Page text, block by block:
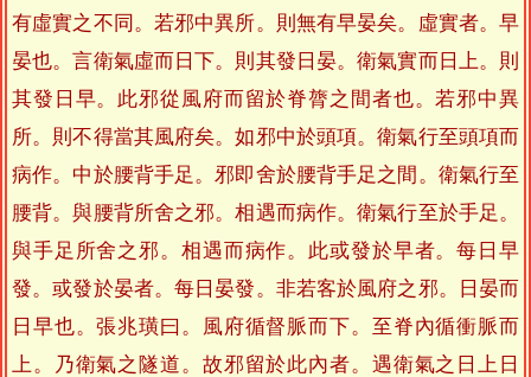
有虛實之不同。若邪中異所。則無有早晏矣。虛實者。早
晏也。言衛氣虛而日下。則其發日晏。衛氣實而日上。則
其發日早。此邪從風府而留於脊膂之間者也。若邪中異
所。則不得當其風府矣。如邪中於頭項。衛氣行至頭項而
病作。中於腰背手足。邪即舍於腰背手足之間。衛氣行至
腰背。與腰背所舍之邪。相遇而病作。衛氣行至於手足。
與手足所舍之邪。相遇而病作。此或發於早者。每日早
發。或發於晏者。每日晏發。非若客於風府之邪。日晏而
日早也。張兆璜曰。風府循督脈而下。至脊內循衝脈而
上。乃衛氣之隧道。故邪留於此內者。遇衛氣之日上日